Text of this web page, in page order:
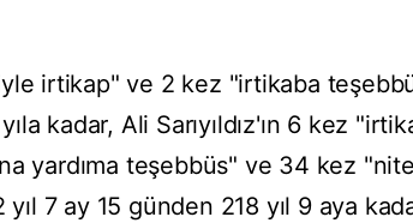
irtikap" ve 2 kez "irtikaba
kadar, Ali Sarıyıldız'ın 6 kez
yardıma teşebbüs" ve 34 kez
yıl 7 ay 15 günden 218 yıl 9 aya